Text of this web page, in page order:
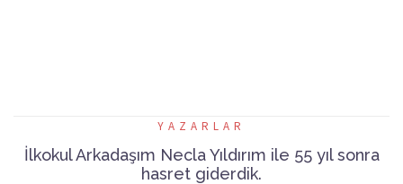
YAZARLAR
İlkokul Arkadaşım Necla Yıldırım ile 55 yıl sonra
hasret giderdik.